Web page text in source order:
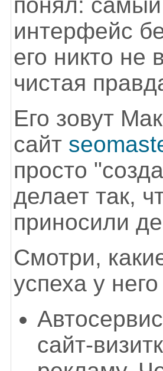
понял:
интерфейс
его никто не
чистая
Его зовут
сайт
просто
делает так,
приносили
Смотри,
успеха у
сайт-